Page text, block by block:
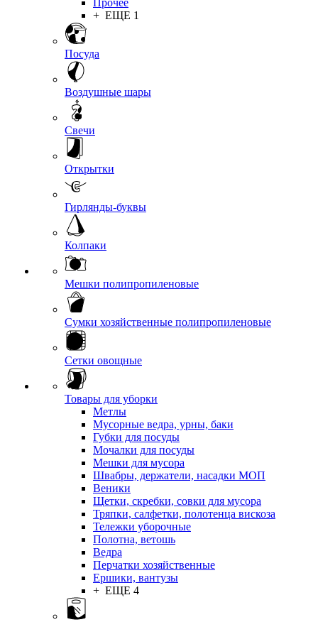
Прочее
+ ЕЩЕ 1
Посуда
Воздушные шары
Свечи
Открытки
Гирлянды-буквы
Колпаки
Мешки полипропиленовые
Сумки хозяйственные полипропиленовые
Сетки овощные
Товары для уборки
Метлы
Мусорные ведра, урны, баки
Губки для посуды
Мочалки для посуды
Мешки для мусора
Швабры, держатели, насадки МОП
Веники
Щетки, скребки, совки для мусора
Тряпки, салфетки, полотенца вискоза
Тележки уборочные
Полотна, ветошь
Ведра
Перчатки хозяйственные
Ершики, вантузы
+ ЕЩЕ 4